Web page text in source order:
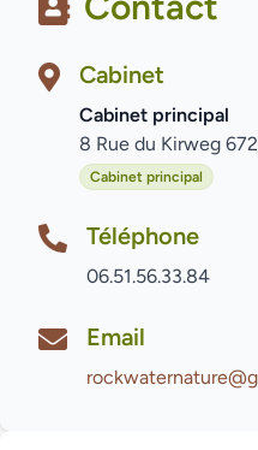
Cabinet
Cabinet principal
8 Rue du Kirweg
Cabinet principal
Téléphone
06.51.56.33.84
Email